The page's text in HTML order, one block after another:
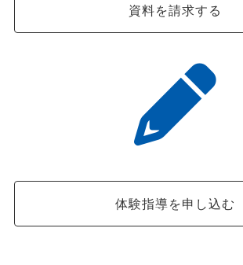
資料を請求する
体験指導を申し込む